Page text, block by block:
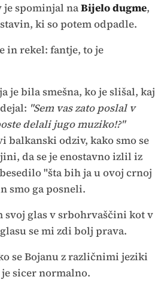
je spominjal naBijelo dugme,
ki so potem odpadle.
in rekel: fantje, to je
je bila smešna, ko je slišal, kaj
"Sem vas zato poslal v
delali jugo muziko!?"
balkanski odziv, kako smo se
da se je enostavno izlil iz
"šta bih ja u ovoj crnoj
smo ga posneli.
svoj glas v srbohrvaščini kot v
se mi zdi bolj prava.
se Bojanu z različnimi jeziki
sicer normalno.